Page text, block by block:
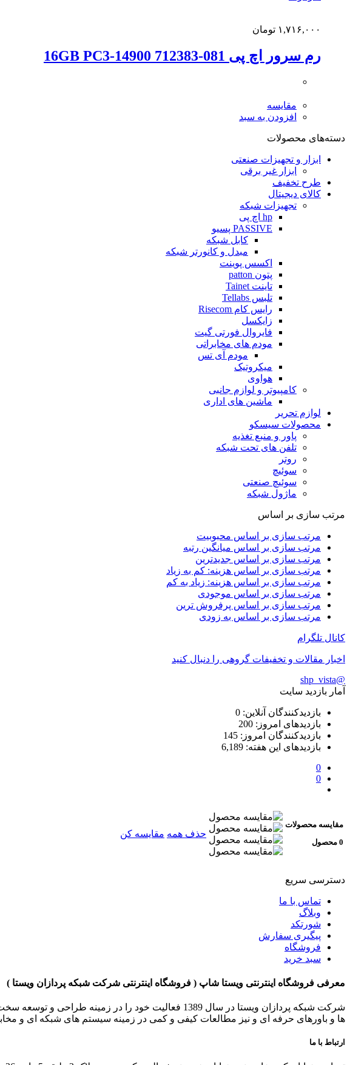
۱,۷۱۶,۰۰۰ تومان
رم سرور اچ پی 16GB PC3-14900 712383-081
مقایسه
افزودن به سبد
دسته‌های محصولات
ابزار و تجهیزات صنعتی
ابزار غیر برقی
طرح تخفیف
کالای دیجیتال
تجهیزات شبکه
hp اچ پی
PASSIVE پسیو
کابل شبکه
مبدل و کانورتر شبکه
اکسس پوینت
پتون patton
تاینت Tainet
تلبس Tellabs
رایس کام Risecom
زایکسل
فایروال فورتی گیت
مودم های مخابراتی
مودم آی تس
میکروتیک
هواوی
کامپیوتر و لوازم جانبی
ماشین های اداری
لوازم تحریر
محصولات سیسکو
پاور و منبع تغذیه
تلفن های تحت شبکه
روتر
سوئیچ
سوئیچ صنعتی
ماژول شبکه
مرتب سازی بر اساس
مرتب سازی بر اساس محبوبیت
مرتب سازی بر اساس میانگین رتبه
مرتب سازی بر اساس جدیدترین
مرتب سازی بر اساس هزینه: کم به زیاد
مرتب سازی بر اساس هزینه: زیاد به کم
مرتب سازی بر اساس موجودی
مرتب سازی بر اساس پرفروش ترین
مرتب سازی بر اساس به زودی
کانال تلگرام
اخبار مقالات و تخفیفات گروهی را دنبال کنید
@shp_vista
آمار بازدید سایت
بازدیدکنندگان آنلاین: 0
بازدیدهای امروز: 200
بازدیدکنندگان امروز: 145
بازدیدهای این هفته: 6,189
0
0
مقایسه محصولات
0 محصول
حذف همه مقایسه کن
دسترسی سریع
تماس با ما
وبلاگ
شورتکد
پیگیری سفارش
فروشگاه
سبد خرید
معرفی فروشگاه اینترنتی ویستا شاپ ( فروشگاه اینترنتی شرکت شبکه پردازان ویستا )
شرکت شبکه پردازان ویستا در سال 1389 فعالیت خود را
ها و باورهای حرفه ای و نیز مطالعات کیفی و کمی در زمینه سیستم های شبکه ای و
ارتباط با ما